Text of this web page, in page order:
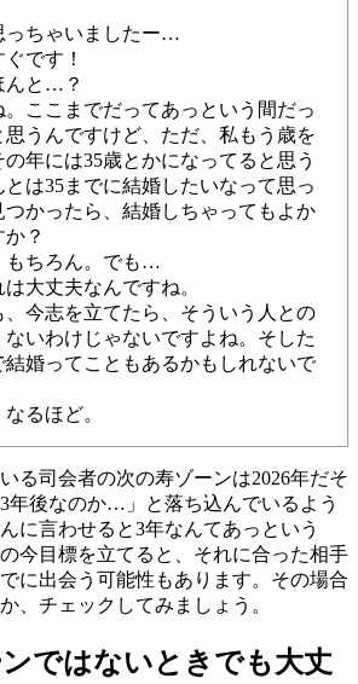
っちゃいましたー…
です！
んと…？
。ここまでだってあっという間だっ
うんですけど、ただ、私もう歳を
年には35歳とかになってると思う
は35までに結婚したいなって思っ
かったら、結婚しちゃってもよか
？
もちろん。でも…
は大丈夫なんですね。
、今志を立てたら、そういう人との
いわけじゃないですよね。そした
結婚ってこともあるかもしれないで
なるほど。
る司会者の次の寿ゾーンは2026年だそ
年後なのか…」と落ち込んでいるよう
に言わせると3年なんてあっという
今目標を立てると、それに合った相手
に出会う可能性もあります。その場合
、チェックしてみましょう。
ではないときでも大丈